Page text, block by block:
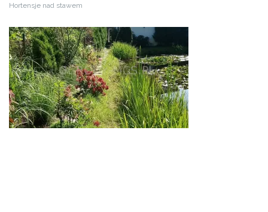
Hortensje nad stawem